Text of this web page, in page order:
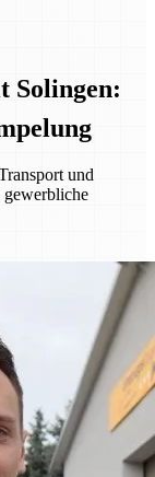
Solingen:
und
gewerbliche